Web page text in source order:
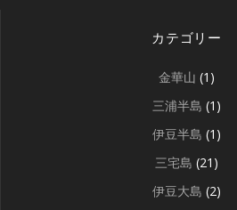
カテゴリー
金華山 (1)
三浦半島 (1)
伊豆半島 (1)
三宅島 (21)
伊豆大島 (2)